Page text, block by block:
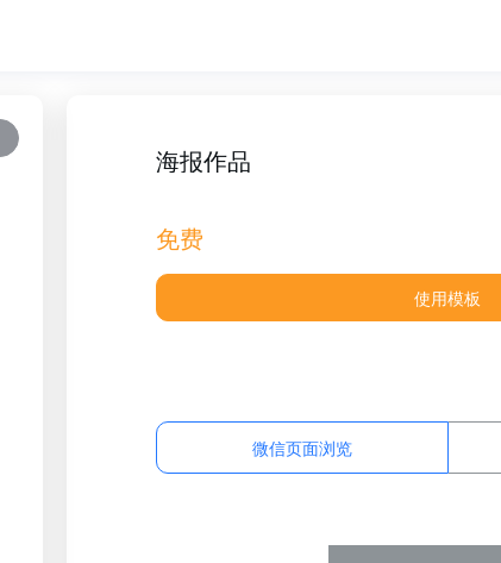
海报作品
免费
使用模板
微信页面浏览